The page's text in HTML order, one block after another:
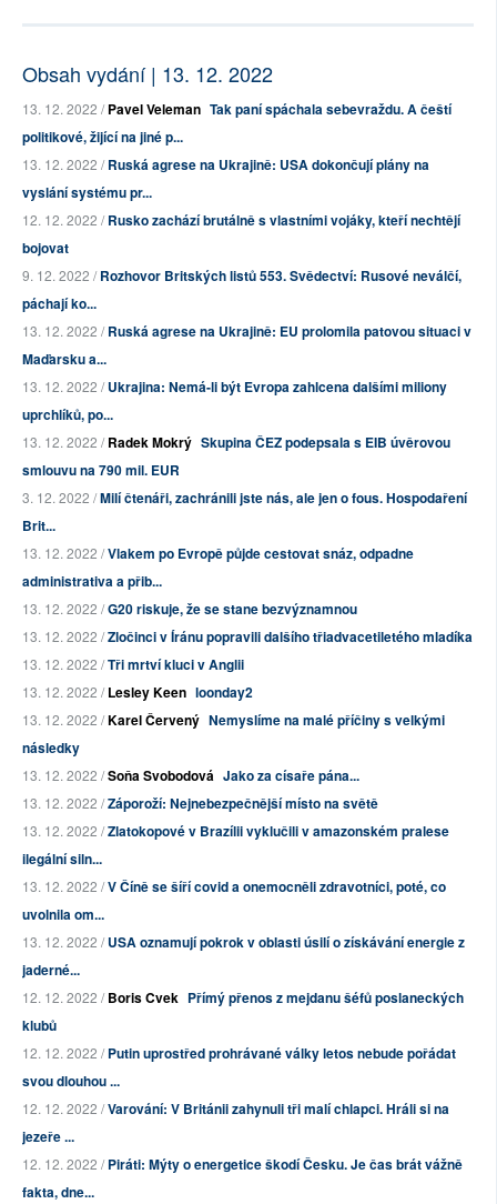
Obsah vydání | 13. 12. 2022
13. 12. 2022 /Pavel Veleman Tak paní spáchala sebevraždu. A čeští
politikové, žijící na jiné p...
13. 12. 2022 /Ruská agrese na Ukrajině: USA dokončují plány na
vyslání systému pr...
12. 12. 2022 /Rusko zachází brutálně s vlastními vojáky, kteří nechtějí
bojovat
9. 12. 2022 /Rozhovor Britských listů 553. Svědectví: Rusové neválčí,
páchají ko...
13. 12. 2022 /Ruská agrese na Ukrajině: EU prolomila patovou situaci v
Maďarsku a...
13. 12. 2022 /Ukrajina: Nemá-li být Evropa zahlcena dalšími miliony
uprchlíků, po...
13. 12. 2022 /Radek Mokrý Skupina ČEZ podepsala s EIB úvěrovou
smlouvu na 790 mil. EUR
3. 12. 2022 /Milí čtenáři, zachránili jste nás, ale jen o fous. Hospodaření
Brit...
13. 12. 2022 /Vlakem po Evropě půjde cestovat snáz, odpadne
administrativa a přib...
13. 12. 2022 /G20 riskuje, že se stane bezvýznamnou
13. 12. 2022 /Zločinci v Íránu popravili dalšího třiadvacetiletého mladíka
13. 12. 2022 /Tři mrtví kluci v Anglii
13. 12. 2022 /Lesley Keen loonday2
13. 12. 2022 /Karel Červený Nemyslíme na malé příčiny s velkými
následky
13. 12. 2022 /Soňa Svobodová Jako za císaře pána...
13. 12. 2022 /Záporoží: Nejnebezpečnější místo na světě
13. 12. 2022 /Zlatokopové v Brazílii vyklučili v amazonském pralese
ilegální siln...
13. 12. 2022 /V Číně se šíří covid a onemocněli zdravotníci, poté, co
uvolnila om...
13. 12. 2022 /USA oznamují pokrok v oblasti úsilí o získávání energie z
jaderné...
12. 12. 2022 /Boris Cvek Přímý přenos z mejdanu šéfů poslaneckých
klubů
12. 12. 2022 /Putin uprostřed prohrávané války letos nebude pořádat
svou dlouhou ...
12. 12. 2022 /Varování: V Británii zahynuli tři malí chlapci. Hráli si na
jezeře ...
12. 12. 2022 /Piráti: Mýty o energetice škodí Česku. Je čas brát vážně
fakta, dne...